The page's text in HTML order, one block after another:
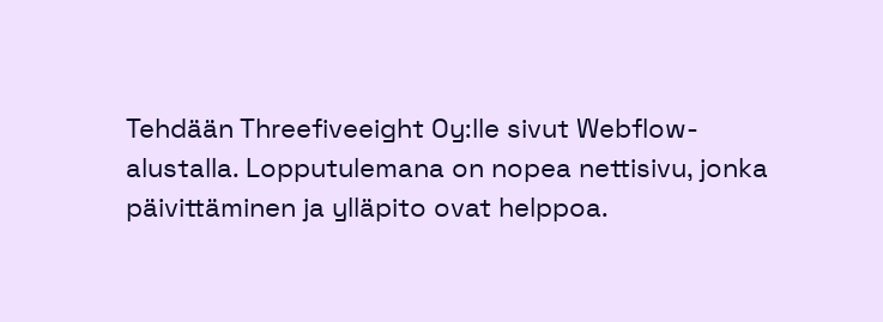
Tehdään Threefiveeight Oy:lle sivut Webflow-
alustalla. Lopputulemana on nopea nettisivu, jonka
päivittäminen ja ylläpito ovat helppoa.